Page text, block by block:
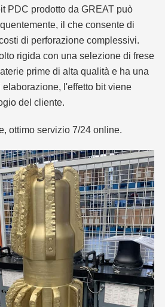
PDC prodotto da GREAT può
il che consente di
di perforazione complessivi.
rigida con una selezione di frese
prime di alta qualità e ha una
l'effetto bit viene
del cliente.
ottimo servizio 7/24 online.